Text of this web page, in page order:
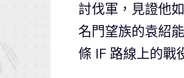
討伐軍，見證他
名門望族的袁紹
條 IF 路線上的戰